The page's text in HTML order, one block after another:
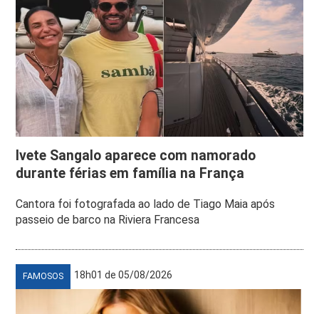
Ivete Sangalo aparece com namorado
durante férias em família na França
Cantora foi fotografada ao lado de Tiago Maia após
passeio de barco na Riviera Francesa
FAMOSOS 18h01 de 05/08/2026